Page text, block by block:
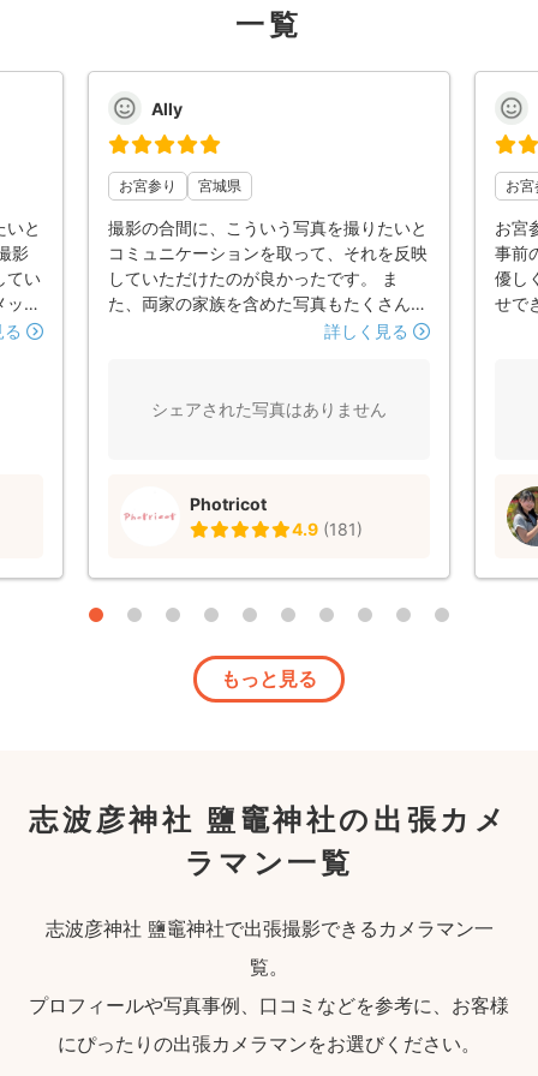
一覧
いと
影
てい
ッセ
行っ
で
Ally
お宮参り 宮城県
撮影の合間に、こういう写真を撮りたいと
コミュニケーションを取って、それを反映
していただけたのが良かったです。 ま
た、両家の家族を含めた写真もたくさん撮
れました。 また機会がありましたら、お
詳しく見る
シェアされた写真はありません
Photricot
4.9 (181)
お
お宮
事前
優し
せで
もっと見る
志波彦神社 鹽竈神社の出張カメ
ラマン一覧
志波彦神社 鹽竈神社で出張撮影できるカメラマン一
覧。
プロフィールや写真事例、口コミなどを参考に、お客様
にぴったりの出張カメラマンをお選びください。